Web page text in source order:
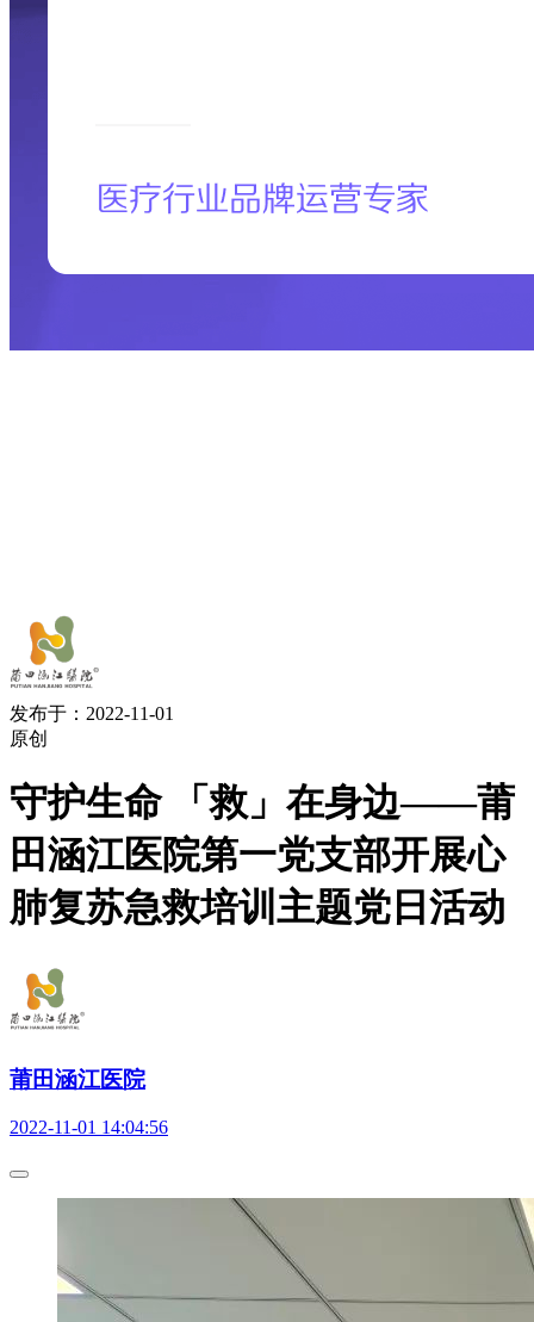
发布于：2022-11-01
原创
守护生命 「救」在身边——莆
田涵江医院第一党支部开展心
肺复苏急救培训主题党日活动
莆田涵江医院
2022-11-01 14:04:56